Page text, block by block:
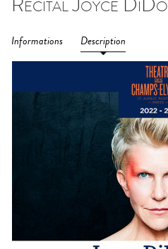
Informations Description